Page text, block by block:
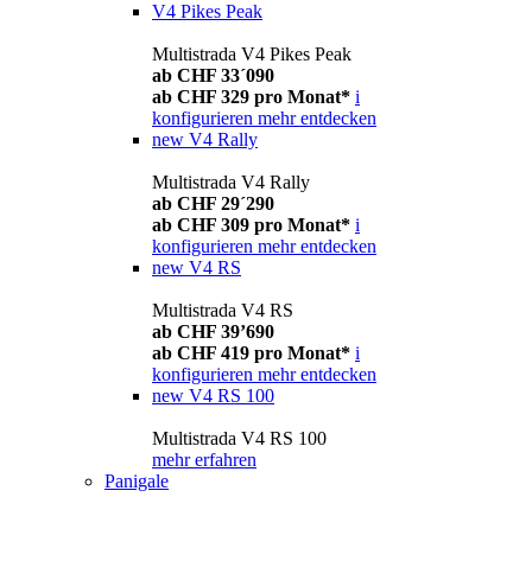
V4 Pikes Peak
Multistrada V4 Pikes Peak
ab CHF 33´090
ab CHF 329 pro Monat* i
konfigurieren mehr entdecken
new V4 Rally
Multistrada V4 Rally
ab CHF 29´290
ab CHF 309 pro Monat* i
konfigurieren mehr entdecken
new V4 RS
Multistrada V4 RS
ab CHF 39’690
ab CHF 419 pro Monat* i
konfigurieren mehr entdecken
new V4 RS 100
Multistrada V4 RS 100
mehr erfahren
Panigale